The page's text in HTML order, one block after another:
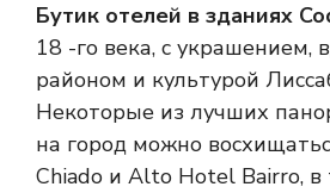
Бутик отелей в зданиях
18 -го века, с украшением,
районом и культурой
Некоторые из лучших
на город можно
Chiado и Alto Hotel Bairro, в